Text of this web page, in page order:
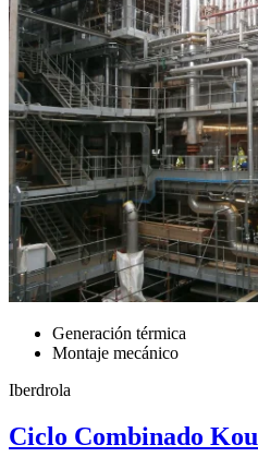
Generación térmica
Montaje mecánico
Iberdrola
Ciclo Combinado